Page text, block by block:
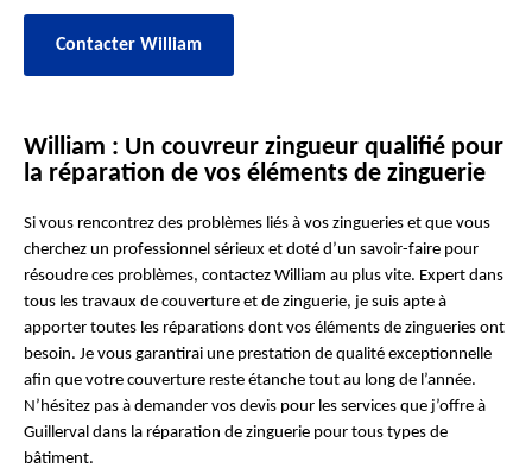
Contacter William
William : Un couvreur zingueur qualifié pour
la réparation de vos éléments de zinguerie
Si vous rencontrez des problèmes liés à vos zingueries et que vous
cherchez un professionnel sérieux et doté d’un savoir-faire pour
résoudre ces problèmes, contactez William au plus vite. Expert dans
tous les travaux de couverture et de zinguerie, je suis apte à
apporter toutes les réparations dont vos éléments de zingueries ont
besoin. Je vous garantirai une prestation de qualité exceptionnelle
afin que votre couverture reste étanche tout au long de l’année.
N’hésitez pas à demander vos devis pour les services que j’offre à
Guillerval dans la réparation de zinguerie pour tous types de
bâtiment.